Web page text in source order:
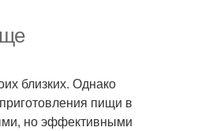
близких. Однако
пищи в
но эффективными